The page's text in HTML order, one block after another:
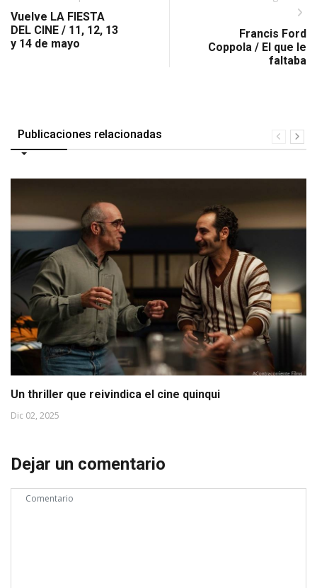
Vuelve LA FIESTA
DEL CINE / 11, 12, 13
y 14 de mayo
Francis Ford
Coppola / El que le
faltaba
Publicaciones relacionadas
Un thriller que reivindica el cine quinqui
Dic 02, 2025
Dejar un comentario